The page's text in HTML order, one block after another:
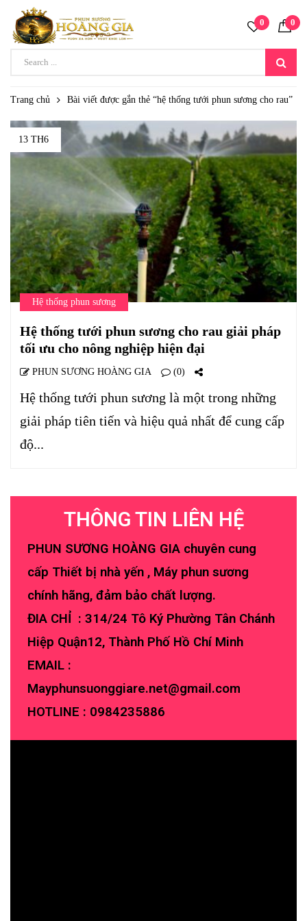
0 0
Trang chủ Bài viết được gắn thẻ “hệ thống tưới phun sương cho rau”
13 TH6
Hệ thống phun sương
Hệ thống tưới phun sương cho rau giải pháp
tối ưu cho nông nghiệp hiện đại
PHUN SƯƠNG HOÀNG GIA (0)
Hệ thống tưới phun sương là một trong những
giải pháp tiên tiến và hiệu quả nhất để cung cấp
độ...
THÔNG TIN LIÊN HỆ
PHUN SƯƠNG HOÀNG GIA chuyên cung
cấp Thiết bị nhà yến , Máy phun sương
chính hãng, đảm bảo chất lượng.
ĐIA CHỈ : 314/24 Tô Ký Phường Tân Chánh
Hiệp Quận12, Thành Phố Hồ Chí Minh
EMAIL :
Mayphunsuonggiare.net@gmail.com
HOTLINE : 0984235886